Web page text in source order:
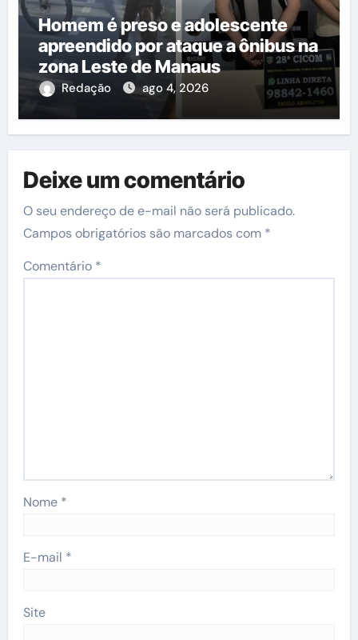
Homem é preso e adolescente
apreendido por ataque a ônibus na
zona Leste de Manaus
Redação ago 4, 2026
Deixe um comentário
O seu endereço de e-mail não será publicado.
Campos obrigatórios são marcados com *
Comentário *
Nome *
E-mail *
Site